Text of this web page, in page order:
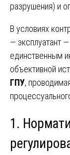
разрушения) и
В условиях
— эксплуатант
единственным
объективной
ГПУ,
1.